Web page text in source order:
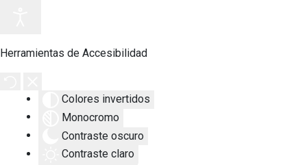
Herramientas de Accesibilidad
Colores invertidos
Monocromo
Contraste oscuro
Contraste claro